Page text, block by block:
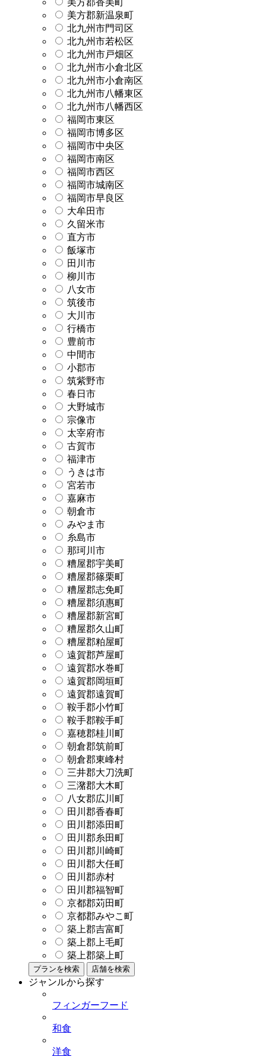
美方郡新温泉町
北九州市門司区
北九州市若松区
北九州市戸畑区
北九州市小倉北区
北九州市小倉南区
北九州市八幡東区
北九州市八幡西区
福岡市東区
福岡市博多区
福岡市中央区
福岡市南区
福岡市西区
福岡市城南区
福岡市早良区
大牟田市
久留米市
直方市
飯塚市
田川市
柳川市
八女市
筑後市
大川市
行橋市
豊前市
中間市
小郡市
筑紫野市
春日市
大野城市
宗像市
太宰府市
古賀市
福津市
うきは市
宮若市
嘉麻市
朝倉市
みやま市
糸島市
那珂川市
糟屋郡宇美町
糟屋郡篠栗町
糟屋郡志免町
糟屋郡須惠町
糟屋郡新宮町
糟屋郡久山町
糟屋郡粕屋町
遠賀郡芦屋町
遠賀郡水巻町
遠賀郡岡垣町
遠賀郡遠賀町
鞍手郡小竹町
鞍手郡鞍手町
嘉穂郡桂川町
朝倉郡筑前町
朝倉郡東峰村
三井郡大刀洗町
三潴郡大木町
八女郡広川町
田川郡香春町
田川郡添田町
田川郡糸田町
田川郡川崎町
田川郡大任町
田川郡赤村
田川郡福智町
京都郡苅田町
京都郡みやこ町
築上郡吉富町
築上郡上毛町
築上郡築上町
プランを検索 店舗を検索
ジャンルから探す
フィンガーフード
和食
洋食